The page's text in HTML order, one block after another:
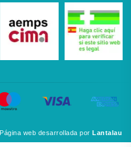
Página web desarrollada por Lantalau